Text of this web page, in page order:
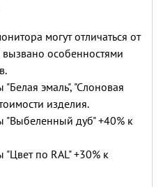
могут отличаться от
особенностями
эмаль", "Слоновая
изделия.
"Выбеленный дуб" +40% к
"Цвет по RAL" +30% к